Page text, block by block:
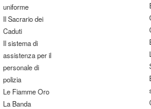
uniforme
Il Sacrario dei
Caduti
Il sistema di
assistenza per il
personale di
polizia
Le Fiamme Oro
La Banda